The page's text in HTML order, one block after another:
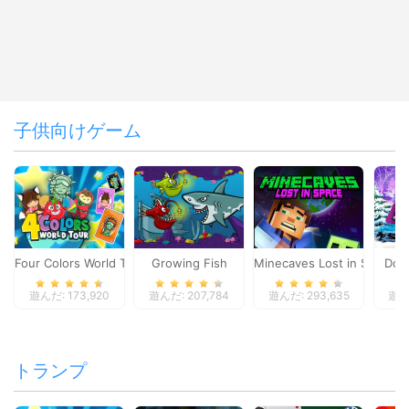
子供向けゲーム
Four Colors World Tour
遊んだ: 173,920
Growing Fish
遊んだ: 207,784
Minecaves Lost in Space
遊んだ: 293,635 遊
トランプ